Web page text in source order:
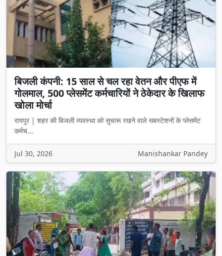
बिजली कंपनी: 15 साल से चल रहा वेतन और पीएफ में
गोलमाल, 500 प्लेसमेंट कर्मचारियों ने ठेकेदार के खिलाफ
खोला मोर्चा
रायपुर | शहर की बिजली व्यवस्था को सुचारू रखने वाले सबस्टेशनों के प्लेसमेंट
कर्मच...
Jul 30, 2026 Manishankar Pandey